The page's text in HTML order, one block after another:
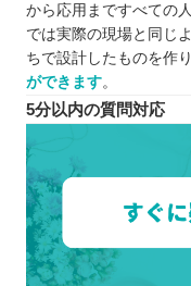
から応用まですべての
では実際の現場と同じ
ちで設計したものを作
ができます。
5分以内の質問対応